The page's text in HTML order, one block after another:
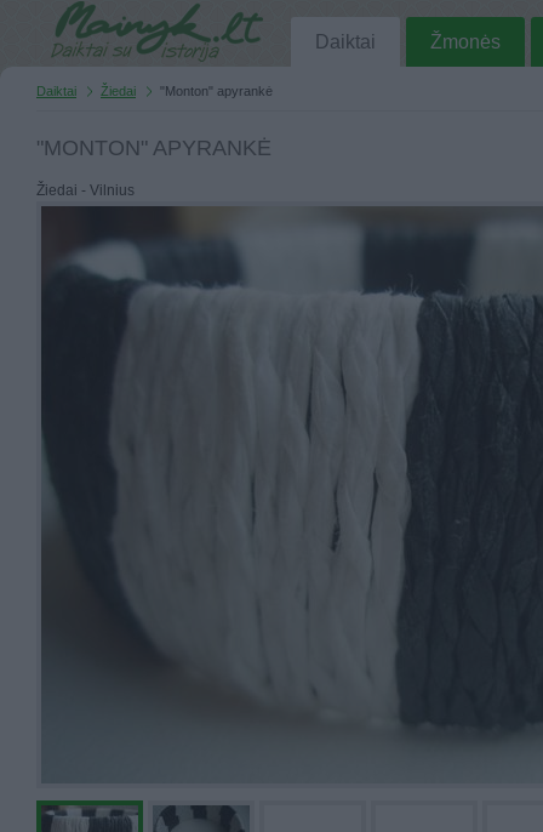
Daiktai Žmonės
Daiktai Žiedai "Monton" apyrankė
"MONTON" APYRANKĖ
Žiedai - Vilnius